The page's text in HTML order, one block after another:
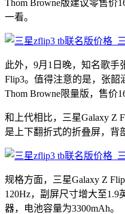
Thom Browne版建议零售价
一看。
此外，9月1日晚，知名歌手
Flip3。值得注意的是，张韶
Thom Browne限量版，售价
和上代相比，三星Galaxy Z
是上下翻折式的折叠屏，背
规格方面，三星Galaxy Z
120Hz，副屏尺寸增大至1.9
器，电池容量为3300mAh。